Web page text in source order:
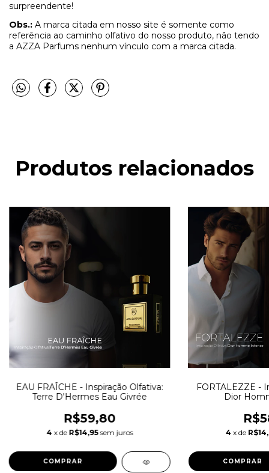
surpreendente!
Obs.: A marca citada em nosso site é somente como
referência ao caminho olfativo do nosso produto, não tendo
a AZZA Parfums nenhum vínculo com a marca citada.
Produtos relacionados
EAU FRAÎCHE - Inspiração Olfativa:
Terre D'Hermes Eau Givrée
R$59,80
4 x de R$14,95 sem juros
COMPRAR
FORTALEZZE -
Dior
4 x de
COMPRAR